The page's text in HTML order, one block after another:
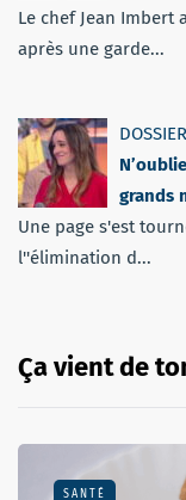
Le chef Jean
après une garde...
grands
Une page s'est
l''élimination d...
Ça vient de
SANTÉ